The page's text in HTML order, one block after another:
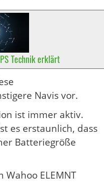
Technik erklärt
Navis vor.
ist immer aktiv.
es erstaunlich, dass
Batteriegröße
Wahoo ELEMNT